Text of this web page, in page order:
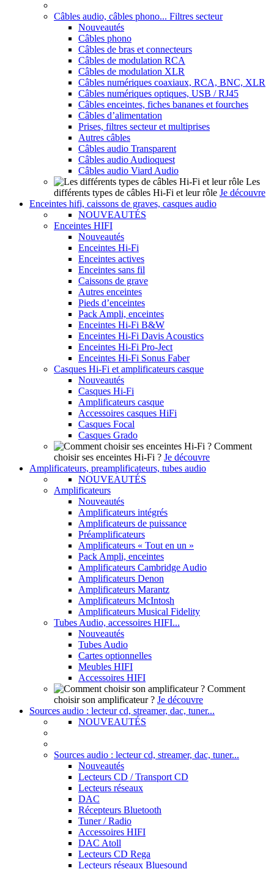
Câbles audio, câbles phono... Filtres secteur
Nouveautés
Câbles phono
Câbles de bras et connecteurs
Câbles de modulation RCA
Câbles de modulation XLR
Câbles numériques coaxiaux, RCA, BNC, XLR
Câbles numériques optiques, USB / RJ45
Câbles enceintes, fiches bananes et fourches
Câbles d’alimentation
Prises, filtres secteur et multiprises
Autres câbles
Câbles audio Transparent
Câbles audio Audioquest
Câbles audio Viard Audio
Les
différents types de câbles Hi-Fi et leur rôle Je découvre
Enceintes hifi, caissons de graves, casques audio
NOUVEAUTÉS
Enceintes HIFI
Nouveautés
Enceintes Hi-Fi
Enceintes actives
Enceintes sans fil
Caissons de grave
Autres enceintes
Pieds d’enceintes
Pack Ampli, enceintes
Enceintes Hi-Fi B&W
Enceintes Hi-Fi Davis Acoustics
Enceintes Hi-Fi Pro-Ject
Enceintes Hi-Fi Sonus Faber
Casques Hi-Fi et amplificateurs casque
Nouveautés
Casques Hi-Fi
Amplificateurs casque
Accessoires casques HiFi
Casques Focal
Casques Grado
Comment
choisir ses enceintes Hi-Fi ? Je découvre
Amplificateurs, preamplificateurs, tubes audio
NOUVEAUTÉS
Amplificateurs
Nouveautés
Amplificateurs intégrés
Amplificateurs de puissance
Préamplificateurs
Amplificateurs « Tout en un »
Pack Ampli, enceintes
Amplificateurs Cambridge Audio
Amplificateurs Denon
Amplificateurs Marantz
Amplificateurs McIntosh
Amplificateurs Musical Fidelity
Tubes Audio, accessoires HIFI...
Nouveautés
Tubes Audio
Cartes optionnelles
Meubles HIFI
Accessoires HIFI
Comment
choisir son amplificateur ? Je découvre
Sources audio : lecteur cd, streamer, dac, tuner...
NOUVEAUTÉS
Sources audio : lecteur cd, streamer, dac, tuner...
Nouveautés
Lecteurs CD / Transport CD
Lecteurs réseaux
DAC
Récepteurs Bluetooth
Tuner / Radio
Accessoires HIFI
DAC Atoll
Lecteurs CD Rega
Lecteurs réseaux Bluesound